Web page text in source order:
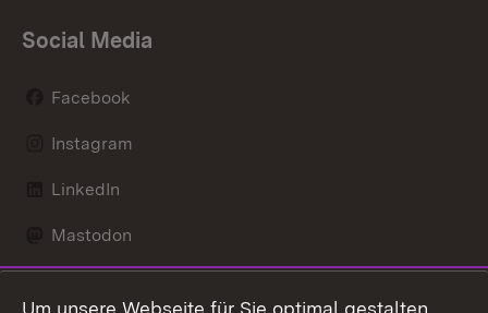
Social Media
Facebook
Instagram
LinkedIn
Mastodon
Um unsere Webseite für Sie optimal gestalten